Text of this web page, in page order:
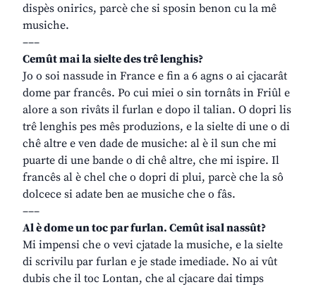
dispès onirics, parcè che si sposin benon cu la mê
musiche.
–––
Cemût mai la sielte des trê lenghis?
Jo o soi nassude in France e fin a 6 agns o ai cjacarât
dome par francês. Po cui miei o sin tornâts in Friûl e
alore a son rivâts il furlan e dopo il talian. O dopri lis
trê lenghis pes mês produzions, e la sielte di une o di
chê altre e ven dade de musiche: al è il sun che mi
puarte di une bande o di chê altre, che mi ispire. Il
francês al è chel che o dopri di plui, parcè che la sô
dolcece si adate ben ae musiche che o fâs.
–––
Al è dome un toc par furlan. Cemût isal nassût?
Mi impensi che o vevi cjatade la musiche, e la sielte
di scrivilu par furlan e je stade imediade. No ai vût
dubis che il toc Lontan, che al cjacare dai timps